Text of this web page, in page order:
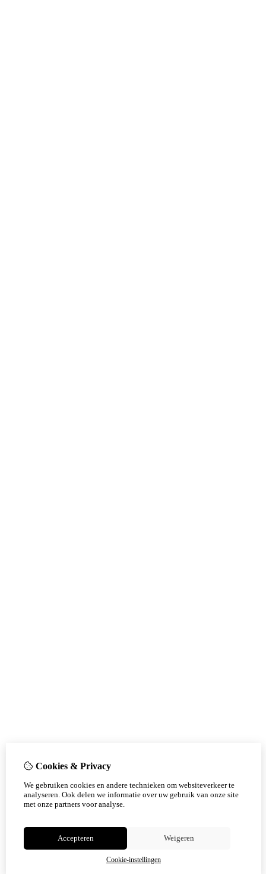
Cookies & Privacy
We gebruiken cookies en andere technieken om websiteverkeer te
analyseren. Ook delen we informatie over uw gebruik van onze site
met onze partners voor analyse.
Accepteren Weigeren
Cookie-instellingen